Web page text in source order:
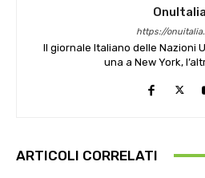
OnuItalia
https://
Il giornale Italiano delle Nazioni
una a New York,
ARTICOLI CORRELATI